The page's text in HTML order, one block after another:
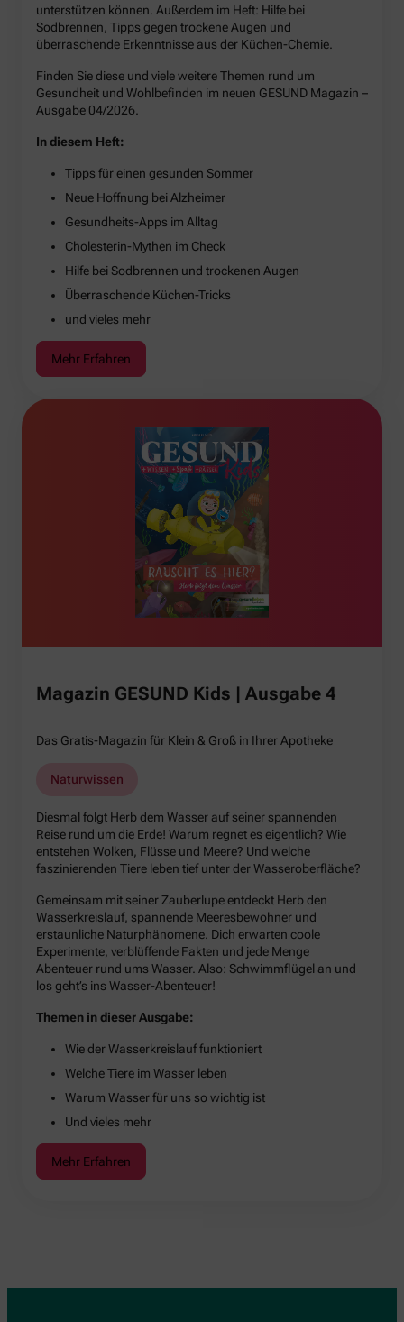
unterstützen können. Außerdem im Heft: Hilfe bei
Sodbrennen, Tipps gegen trockene Augen und
überraschende Erkenntnisse aus der Küchen-Chemie.
Finden Sie diese und viele weitere Themen rund um
Gesundheit und Wohlbefinden im neuen GESUND Magazin –
Ausgabe 04/2026.
In diesem Heft:
Tipps für einen gesunden Sommer
Neue Hoffnung bei Alzheimer
Gesundheits-Apps im Alltag
Cholesterin-Mythen im Check
Hilfe bei Sodbrennen und trockenen Augen
Überraschende Küchen-Tricks
und vieles mehr
Mehr Erfahren
Magazin GESUND Kids | Ausgabe 4
Das Gratis-Magazin für Klein & Groß in Ihrer Apotheke
Naturwissen
Diesmal folgt Herb dem Wasser auf seiner spannenden
Reise rund um die Erde! Warum regnet es eigentlich? Wie
entstehen Wolken, Flüsse und Meere? Und welche
faszinierenden Tiere leben tief unter der Wasseroberfläche?
Gemeinsam mit seiner Zauberlupe entdeckt Herb den
Wasserkreislauf, spannende Meeresbewohner und
erstaunliche Naturphänomene. Dich erwarten coole
Experimente, verblüffende Fakten und jede Menge
Abenteuer rund ums Wasser. Also: Schwimmflügel an und
los geht’s ins Wasser-Abenteuer!
Themen in dieser Ausgabe:
Wie der Wasserkreislauf funktioniert
Welche Tiere im Wasser leben
Warum Wasser für uns so wichtig ist
Und vieles mehr
Mehr Erfahren